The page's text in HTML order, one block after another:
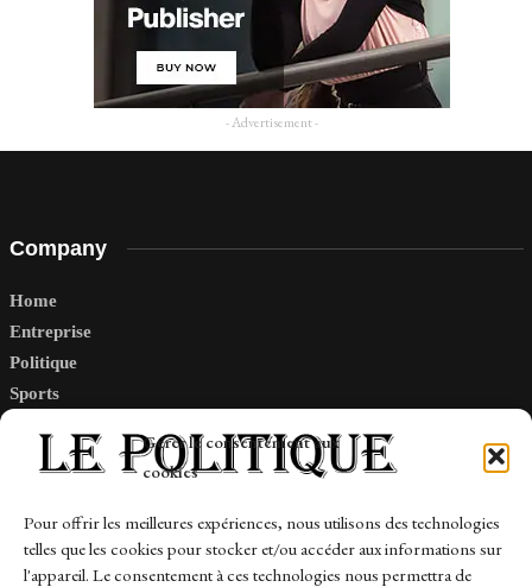
Gérer le consentement aux
cookies
Pour offrir les meilleures expériences, nous utilisons des technologies
telles que les cookies pour stocker et/ou accéder aux informations sur
l'appareil. Le consentement à ces technologies nous permettra de
- Advertisement -
Company
Home
Entreprise
Politique
Sports
Links